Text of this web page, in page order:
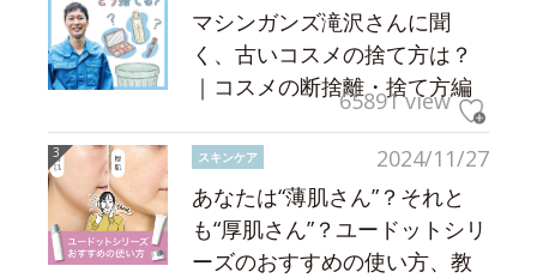
マシンガンズ滝沢さんに聞
く、古いコスメの捨て方は？
｜コスメの断捨離・捨て方編
65891 view
2024/11/27
スキンケア
あなたは“薄肌さん”？それと
も“厚肌さん”？ユードットシリ
ーズのおすすめの使い方、教